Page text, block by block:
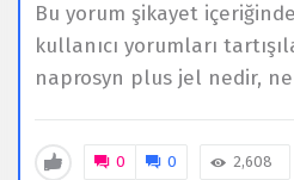
Bu yorum şikayet
kullanıcı yorumları
naprosyn plus jel nedir, ne
0 0 2,608